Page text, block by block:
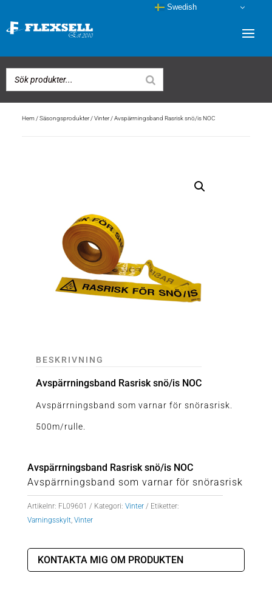
Hem/Säsongsprodukter/Vinter/ Avspärrningsband Rasrisk snö/is NOC
BESKRIVNING
Avspärrningsband Rasrisk snö/is NOC
Avspärrningsband som varnar för snörasrisk.
500m/rulle.
Avspärrningsband Rasrisk snö/is NOC
Avspärrningsband som varnar för snörasrisk
Artikelnr: FL09601 Kategori: Vinter
Etiketter:
Varningsskylt, Vinter
KONTAKTA MIG OM PRODUKTEN
Swedish